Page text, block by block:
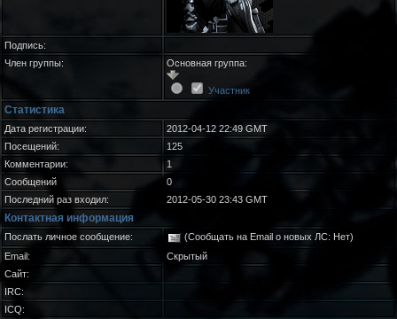
Подпись:
Член группы:
Основная группа:
Участник
Статистика
Дата регистрации:
2012-04-12 22:49 GMT
Посещений:
125
Комментарии:
1
Сообщений
0
Последний раз входил:
2012-05-30 23:43 GMT
Контактная информация
Послать личное сообщение:
(Сообщать на Email о новых ЛС: Нет)
Email:
Скрытый
Сайт:
IRC:
ICQ: